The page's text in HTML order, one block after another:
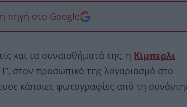
πηγή στο Google
και τα συναισθήματά της, η Κίμπερλι
στον προσωπικό της λογαριασμό στο
κάποιες φωτογραφίες από τη